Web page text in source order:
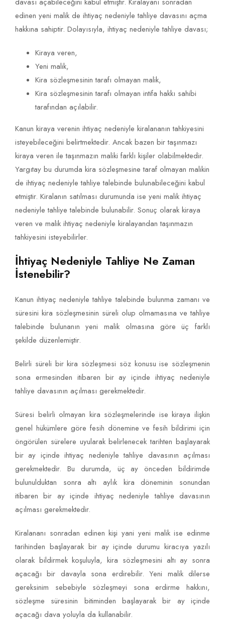
edinen yeni malik de ihtiyaç nedeniyle tahliye davasını açma
hakkına sahiptir. Dolayısıyla, ihtiyaç nedeniyle tahliye davası;
Kiraya veren,
Yeni malik,
Kira sözleşmesinin tarafı olmayan malik,
Kira sözleşmesinin tarafı olmayan intifa hakkı sahibi
tarafından açılabilir.
Kanun kiraya verenin ihtiyaç nedeniyle kiralananın tahkiyesini
isteyebileceğini belirtmektedir. Ancak bazen bir taşınmazı
kiraya veren ile taşınmazın maliki farklı kişiler olabilmektedir.
Yargıtay bu durumda kira sözleşmesine taraf olmayan malikin
de ihtiyaç nedeniyle tahliye talebinde bulunabileceğini kabul
etmiştir. Kiralanın satılması durumunda ise yeni malik ihtiyaç
nedeniyle tahliye talebinde bulunabilir. Sonuç olarak kiraya
veren ve malik ihtiyaç nedeniyle kiralayandan taşınmazın
tahkiyesini isteyebilirler.
İhtiyaç Nedeniyle Tahliye Ne Zaman
İstenebilir?
Kanun ihtiyaç nedeniyle tahliye talebinde bulunma zamanı ve
süresini kira sözleşmesinin süreli olup olmamasına ve tahliye
talebinde bulunanın yeni malik olmasına göre üç farklı
şekilde düzenlemiştir.
Belirli süreli bir kira sözleşmesi söz konusu ise sözleşmenin
sona ermesinden itibaren bir ay içinde ihtiyaç nedeniyle
tahliye davasının açılması gerekmektedir.
Süresi belirli olmayan kira sözleşmelerinde ise kiraya ilişkin
genel hükümlere göre fesih dönemine ve fesih bildirimi için
öngörülen sürelere uyularak belirlenecek tarihten başlayarak
bir ay içinde ihtiyaç nedeniyle tahliye davasının açılması
gerekmektedir. Bu durumda, üç ay önceden bildirimde
bulunulduktan sonra altı aylık kira döneminin sonundan
itibaren bir ay içinde ihtiyaç nedeniyle tahliye davasının
açılması gerekmektedir.
Kiralananı sonradan edinen kişi yani yeni malik ise edinme
tarihinden başlayarak bir ay içinde durumu kiracıya yazılı
olarak bildirmek koşuluyla, kira sözleşmesini altı ay sonra
açacağı bir davayla sona erdirebilir. Yeni malik dilerse
gereksinim sebebiyle sözleşmeyi sona erdirme hakkını,
sözleşme süresinin bitiminden başlayarak bir ay içinde
açacağı dava yoluyla da kullanabilir.